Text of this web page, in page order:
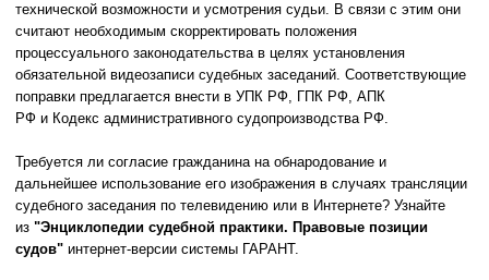
технической возможности и усмотрения судьи. В связи с этим они
считают необходимым скорректировать положения
процессуального законодательства в целях установления
обязательной видеозаписи судебных заседаний. Соответствующие
поправки предлагается внести в УПК РФ, ГПК РФ, АПК
РФ и Кодекс административного судопроизводства РФ.
Требуется ли согласие гражданина на обнародование и
дальнейшее использование его изображения в случаях трансляции
судебного заседания по телевидению или в Интернете? Узнайте
из "Энциклопедии судебной практики. Правовые позиции
судов" интернет-версии системы ГАРАНТ.